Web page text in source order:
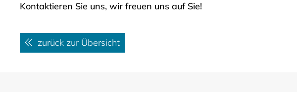
Kontaktieren Sie uns, wir freuen uns auf Sie!
zurück zur Übersicht